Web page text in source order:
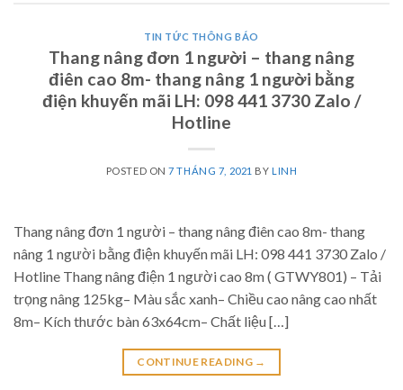
TIN TỨC THÔNG BÁO
Thang nâng đơn 1 người – thang nâng
điên cao 8m- thang nâng 1 người bằng
điện khuyến mãi LH: 098 441 3730 Zalo /
Hotline
POSTED ON7 THÁNG 7, 2021 BY LINH
Thang nâng đơn 1 người – thang nâng điên cao 8m- thang
nâng 1 người bằng điện khuyến mãi LH: 098 441 3730 Zalo /
Hotline Thang nâng điện 1 người cao 8m ( GTWY801) – Tải
trọng nâng 125kg– Màu sắc xanh– Chiều cao nâng cao nhất
8m– Kích thước bàn 63x64cm– Chất liệu […]
CONTINUE READING →